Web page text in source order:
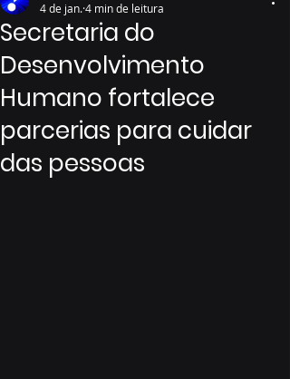
Secretaria do
Desenvolvimento
Humano fortalece
parcerias para cuidar
das pessoas
4 de jan.4 min de leitura